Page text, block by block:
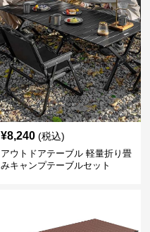
¥8,240 (税込)
アウトドアテーブル 軽量折り畳
みキャンプテーブルセット